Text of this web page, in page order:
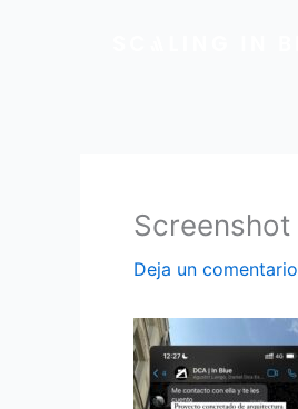
Screenshot
Deja un comentario